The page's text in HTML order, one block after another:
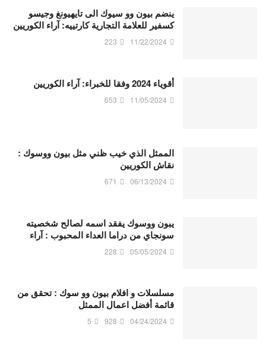
ينضم بيون وو سيوك الى تايهيونغ وجيسو
كسفير للعلامة التجارية كارتييه: آراء الكوريين
11/22/2024
223
أقوياء 2024 وفقا للخبراء: آراء الكوريين
11/05/2024
653
الممثل الذي خيب ظني مثل بيون ووسوك :
نقاش الكوريين
06/13/2024
671
يبون ووسوك يفقد اسمه لصالح شخصيته
سونجاي من دراما العداء المحبوب : آراء
05/05/2024
228
مسلسلات و افلام بيون وو سوك : تحقق من
قائمة أفضل اعمال الممثل
04/24/2024
928
5